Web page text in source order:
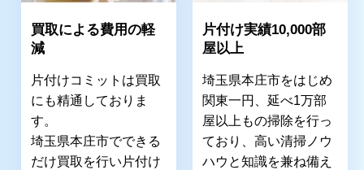
買取による費用の軽
減
片付けコミットは買取
にも精通しておりま
す。
埼玉県本庄市でできる
だけ買取を行い片付け
片付け実績10,000部
屋以上
埼玉県本庄市をはじめ
関東一円、延べ1万部
屋以上もの掃除を行っ
ており、高い清掃ノウ
ハウと知識を兼ね備え